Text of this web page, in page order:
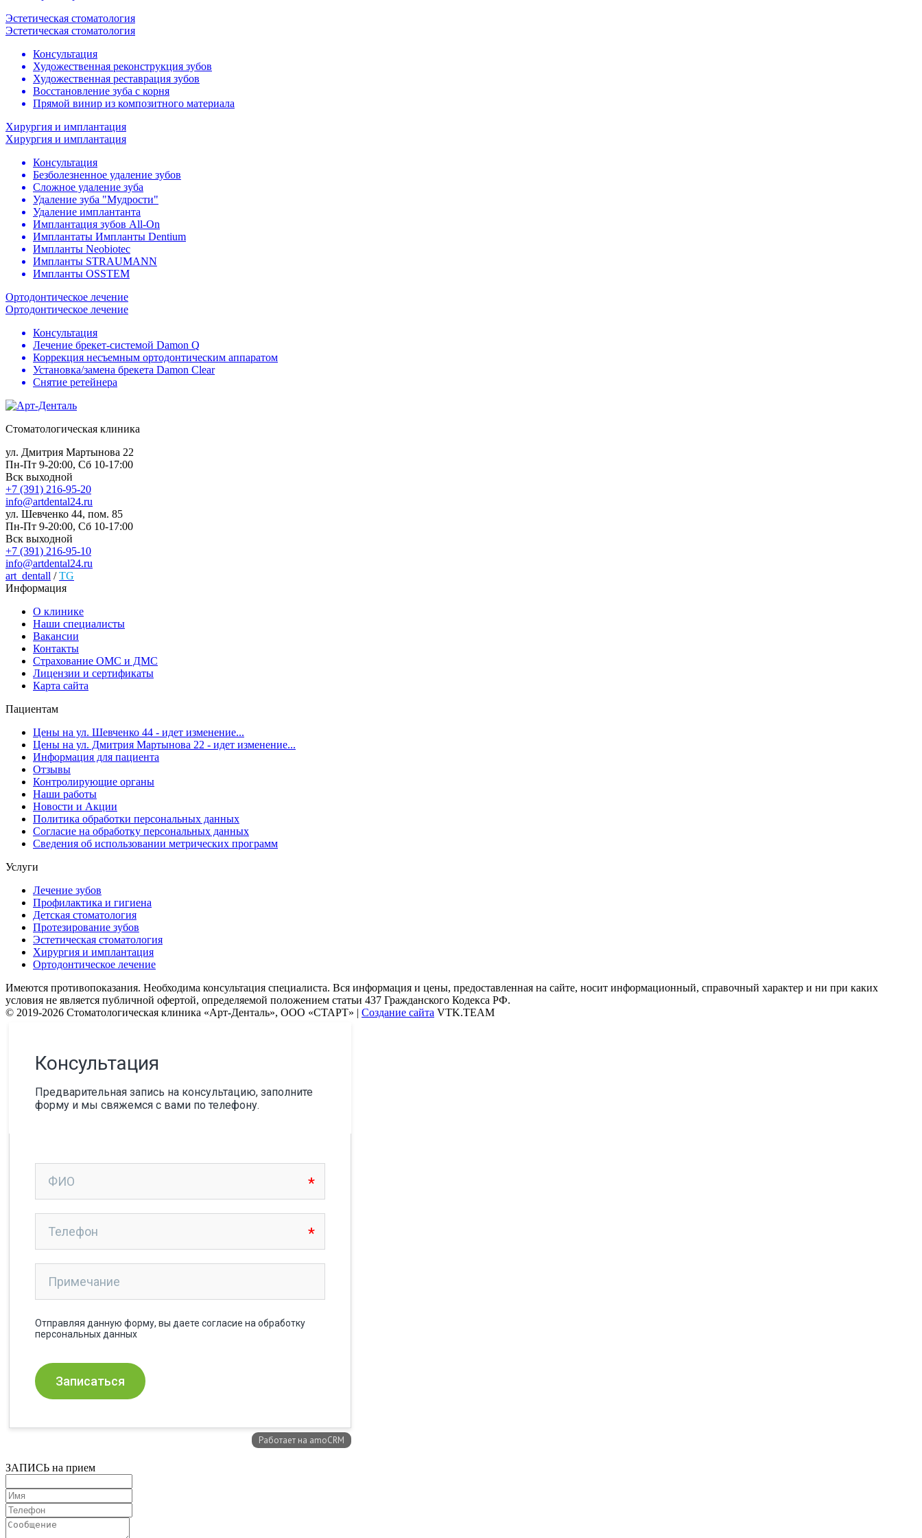
Эстетическая стоматология
Эстетическая стоматология
Консультация
Художественная реконструкция зубов
Художественная реставрация зубов
Восстановление зуба с корня
Прямой винир из композитного материала
Хирургия и имплантация
Хирургия и имплантация
Консультация
Безболезненное удаление зубов
Сложное удаление зуба
Удаление зуба "Мудрости"
Удаление имплантанта
Имплантация зубов All-On
Имплантаты Импланты Dentium
Импланты Neobiotec
Импланты STRAUMANN
Импланты OSSTEM
Ортодонтическое лечение
Ортодонтическое лечение
Консультация
Лечение брекет-системой Damon Q
Коррекция несъемным ортодонтическим аппаратом
Установка/замена брекета Damon Clear
Снятие ретейнера
Стоматологическая клиника
ул. Дмитрия Мартынова 22
Пн-Пт 9-20:00, Сб 10-17:00
Вск выходной
+7 (391) 216-95-20
info@artdental24.ru
ул. Шевченко 44, пом. 85
Пн-Пт 9-20:00, Сб 10-17:00
Вск выходной
+7 (391) 216-95-10
info@artdental24.ru
art_dentall /TG
Информация
О клинике
Наши специалисты
Вакансии
Контакты
Страхование ОМС и ДМС
Лицензии и сертификаты
Карта сайта
Пациентам
Цены на ул. Шевченко 44 - идет изменение...
Цены на ул. Дмитрия Мартынова 22 - идет изменение...
Информация для пациента
Отзывы
Контролирующие органы
Наши работы
Новости и Акции
Политика обработки персональных данных
Согласие на обработку персональных данных
Сведения об использовании метрических программ
Услуги
Лечение зубов
Профилактика и гигиена
Детская стоматология
Протезирование зубов
Эстетическая стоматология
Хирургия и имплантация
Ортодонтическое лечение
Имеются противопоказания. Необходима консультация специалиста. Вся информация и цены, предоставленная на сайте, носит информационный, справочный характер и ни при каких
условия не является публичной офертой, определяемой положением статьи 437 Гражданского Кодекса РФ.
© 2019-2026 Стоматологическая клиника «Арт-Денталь», ООО «СТАРТ» | Создание сайта VTK.TEAM
ЗАПИСЬ на прием